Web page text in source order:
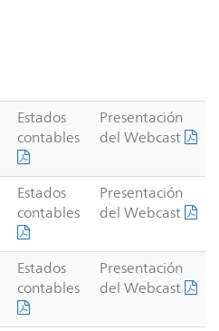
Estados
contables
Presentación
del Webcast
Estados
contables
Presentación
del Webcast
Estados
contables
Presentación
del Webcast